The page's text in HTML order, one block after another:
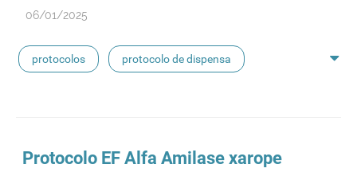
06/01/2025
protocolos protocolo de dispensa
Protocolo EF Alfa Amilase xarope